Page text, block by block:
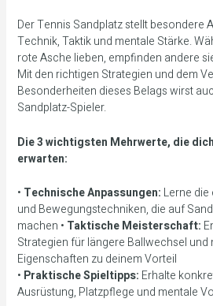
Der Tennis Sandplatz stellt besondere
Technik, Taktik und mentale Stärke.
rote Asche lieben, empfinden andere
Mit den richtigen Strategien und dem
Besonderheiten dieses Belags wirst
Sandplatz-Spieler.
Die 3 wichtigsten Mehrwerte, die
erwarten:
• Technische Anpassungen: Lerne
und Bewegungstechniken, die auf
machen • Taktische Meisterschaft:
Strategien für längere Ballwechsel und
Eigenschaften zu deinem Vorteil
• Praktische Spieltipps: Erhalte
Ausrüstung, Platzpflege und mentale